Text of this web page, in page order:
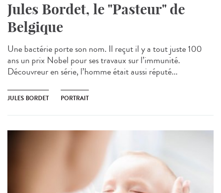
Jules Bordet, le "Pasteur" de
Belgique
Une bactérie porte son nom. Il reçut il y a tout juste 100
ans un prix Nobel pour ses travaux sur l’immunité.
Découvreur en série, l’homme était aussi réputé...
JULES BORDET PORTRAIT